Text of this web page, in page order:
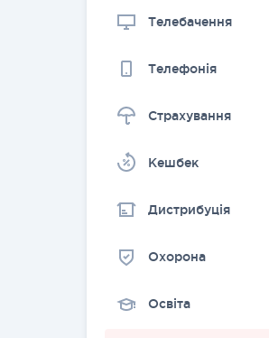
Телебачення
Телефонія
Страхування
Kешбек
Дистрибуція
Охорона
Освіта